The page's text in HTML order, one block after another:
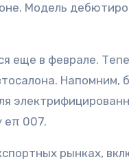
еще в феврале.
eπ 007.
рынках,